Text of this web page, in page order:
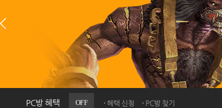
PC방 혜택 OFF 혜택 신청 PC방 찾기
이벤트
히스토리
PC방으로간다
신병훈련소
세부가이드
통합보급센터